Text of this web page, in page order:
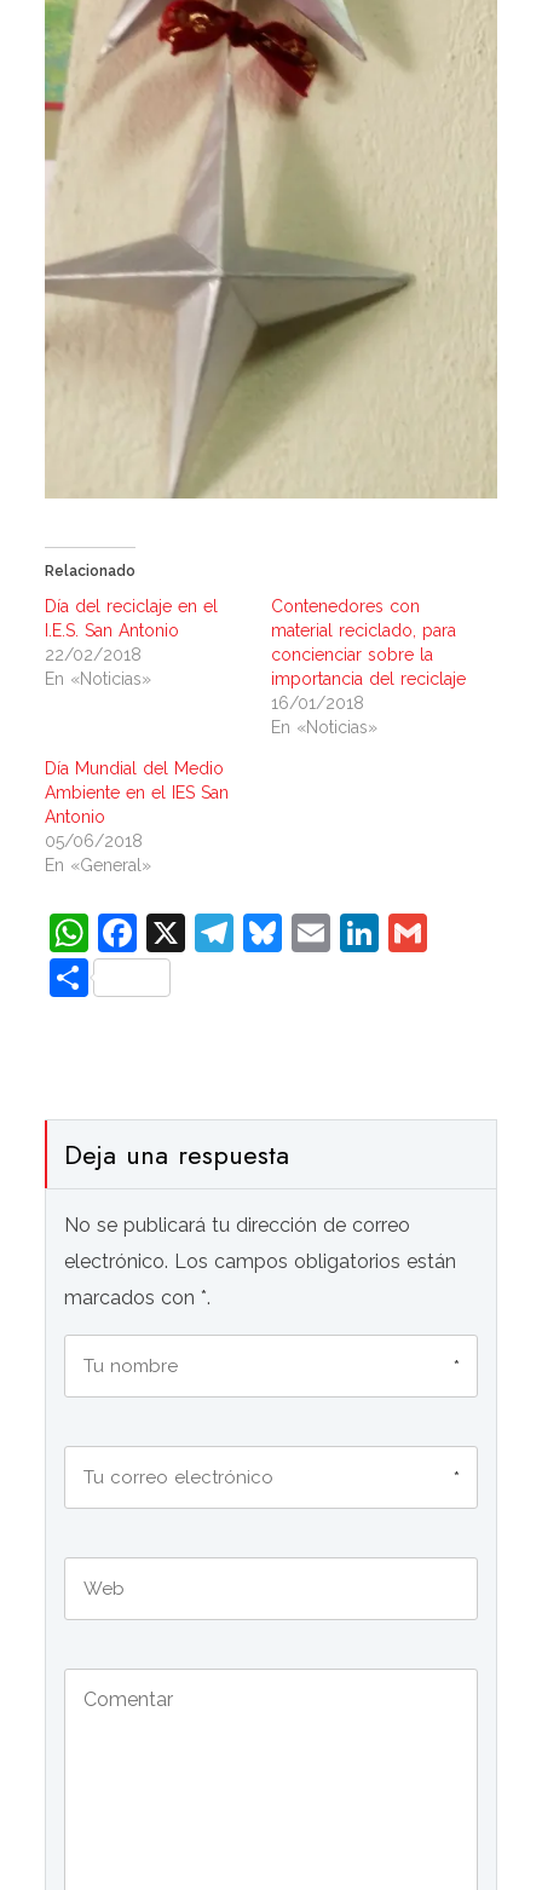
Relacionado
Día del reciclaje en el
I.E.S. San Antonio
22/02/2018
En «Noticias»
Contenedores con
material reciclado, para
concienciar sobre la
importancia del reciclaje
16/01/2018
En «Noticias»
Día Mundial del Medio
Ambiente en el IES San
Antonio
05/06/2018
En «General»
WhatsApp
Facebook
X Telegram
Bluesky
EmailLinkedIn
Compartir
Deja una respuesta
No se publicará tu dirección de correo
electrónico. Los campos obligatorios están
marcados con *.
*
*